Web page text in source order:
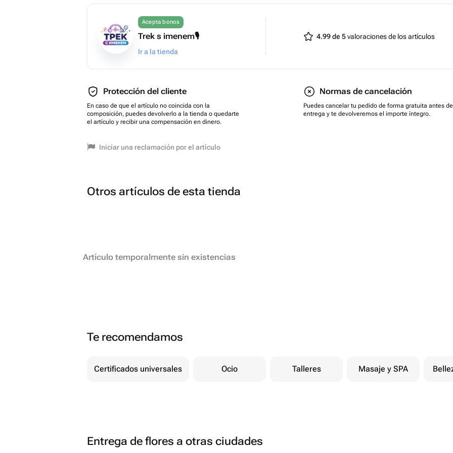
Acepta bonos
Trek s imenem🎙️
Ir a la tienda
4.99 de 5valoraciones de los artículos
Protección del cliente
En caso de que el artículo no coincida con la
composición, puedes devolverlo a la tienda o quedarte
el artículo y recibir una compensación en dinero.
Normas de cancelación
Puedes cancelar tu pedido de forma gratuita antes
entrega y te devolveremos el importe íntegro.
Iniciar una reclamación por el artículo
Otros artículos de esta tienda
Artículo temporalmente sin existencias
Te recomendamos
Certificados universales Ocio Talleres Masaje y SPA
Entrega de flores a otras ciudades